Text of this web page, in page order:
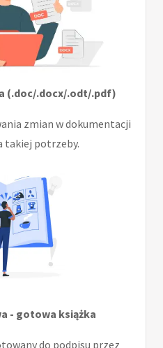
(.doc/.docx/.odt/.pdf)
zmian w dokumentacji
takiej potrzeby.
- gotowa książka
do podpisu przez